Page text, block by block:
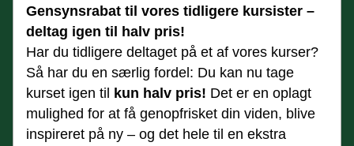
Gensynsrabat til vores tidligere kursister –
deltag igen til halv pris!
Har du tidligere deltaget på et af vores kurser?
Så har du en særlig fordel: Du kan nu tage
kurset igen til
kun halv pris! Det er en oplagt
mulighed for at få genopfrisket din viden, blive
inspireret på ny – og det hele til en ekstra